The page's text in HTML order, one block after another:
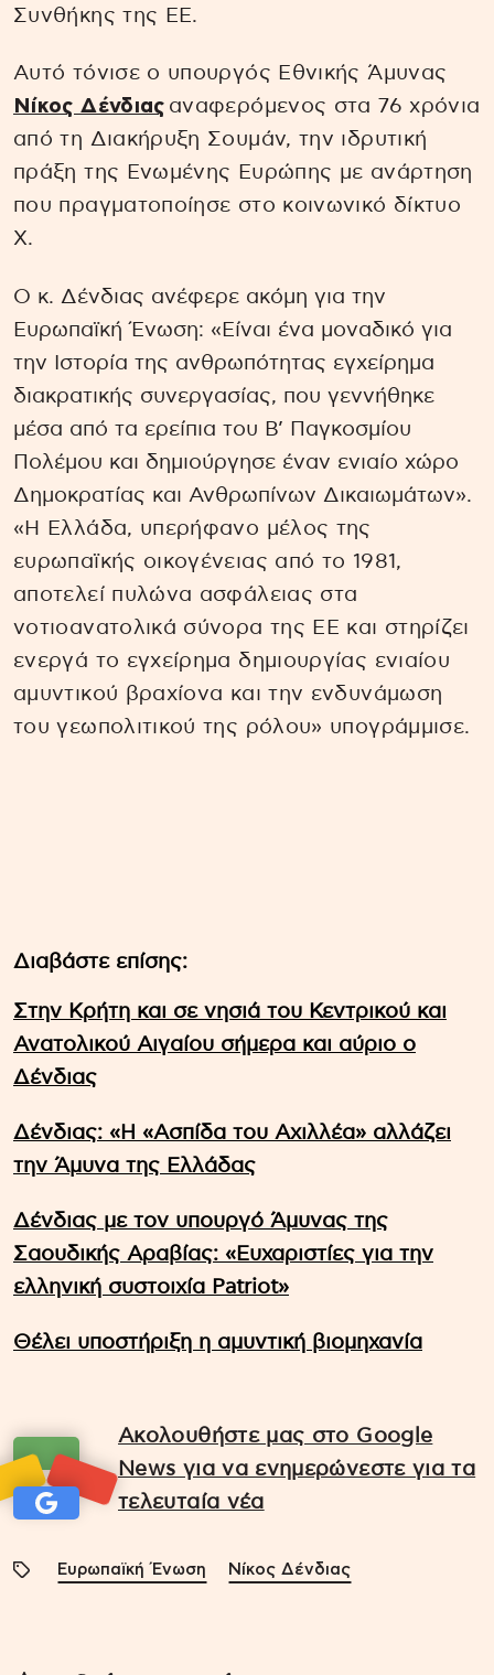
Συνθήκης της ΕΕ.
Αυτό τόνισε ο υπουργός Εθνικής Άμυνας
Νίκος Δένδιας αναφερόμενος στα 76 χρόνια
από τη Διακήρυξη Σουμάν, την ιδρυτική
πράξη της Ενωμένης Ευρώπης με ανάρτηση
που πραγματοποίησε στο κοινωνικό δίκτυο
Χ.
Ο κ. Δένδιας ανέφερε ακόμη για την
Ευρωπαϊκή Ένωση: «Είναι ένα μοναδικό για
την Ιστορία της ανθρωπότητας εγχείρημα
διακρατικής συνεργασίας, που γεννήθηκε
μέσα από τα ερείπια του Β’ Παγκοσμίου
Πολέμου και δημιούργησε έναν ενιαίο χώρο
Δημοκρατίας και Ανθρωπίνων Δικαιωμάτων».
«Η Ελλάδα, υπερήφανο μέλος της
ευρωπαϊκής οικογένειας από το 1981,
αποτελεί πυλώνα ασφάλειας στα
νοτιοανατολικά σύνορα της ΕΕ και στηρίζει
ενεργά το εγχείρημα δημιουργίας ενιαίου
αμυντικού βραχίονα και την ενδυνάμωση
του γεωπολιτικού της ρόλου» υπογράμμισε.
Διαβάστε επίσης:
Στην Κρήτη και σε νησιά του Κεντρικού και
Ανατολικού Αιγαίου σήμερα και αύριο ο
Δένδιας
Δένδιας: «Η «Ασπίδα του Αχιλλέα» αλλάζει
την Άμυνα της Ελλάδας
Δένδιας με τον υπουργό Άμυνας της
Σαουδικής Αραβίας: «Ευχαριστίες για την
ελληνική συστοιχία Patriot»
Θέλει υποστήριξη η αμυντική βιομηχανία
Ακολουθήστε μας στο Google
News για να ενημερώνεστε για τα
τελευταία νέα
Ευρωπαϊκή Ένωση Νίκος Δένδιας